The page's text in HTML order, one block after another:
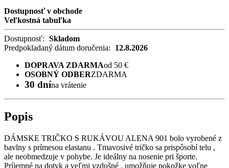
Dostupnosť v obchode
Veľkostná tabuľka
Dostupnosť: Skladom
Predpokladaný dátum doručenia:
12.8.2026
DOPRAVA ZDARMAod 50 €
OSOBNÝ ODBERZDARMA
30 dnína vrátenie
Popis
DÁMSKE TRIČKO S RUKÁVOU ALENA 901 bolo vyrobené z
bavlny s prímesou elastanu . Tmavosivé tričko sa prispôsobí telu ,
ale neobmedzuje v pohybe. Je ideálny na nosenie pri športe.
Príjemné na dotyk a veľmi vzdušné , umožňuje pokožke voľne